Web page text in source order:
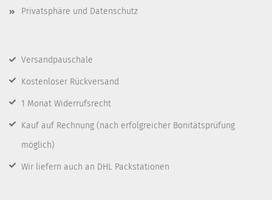
Privatsphäre und Datenschutz
Versandpauschale
Kostenloser Rückversand
1 Monat Widerrufsrecht
Kauf auf Rechnung (nach erfolgreicher Bonitätsprüfung
möglich)
Wir liefern auch an DHL Packstationen